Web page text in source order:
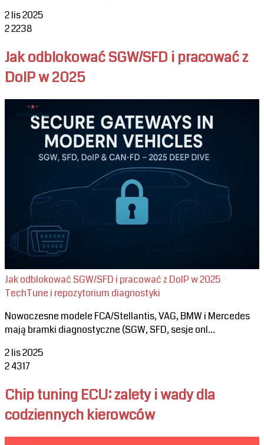
2 lis 2025
22238
Jak odblokować SGW/SFD i pracować z
DoIP w 2025
Jak odblokować SGW/SFD i pracować z DoIP w 2025
TechTune i repozytorium diagnostyki
Nowoczesne modele FCA/Stellantis, VAG, BMW i Mercedes
mają bramki diagnostyczne (SGW, SFD, sesje onl...
2 lis 2025
24317
Chip tuning ECU: zalety i wady dla
codziennych kierowców